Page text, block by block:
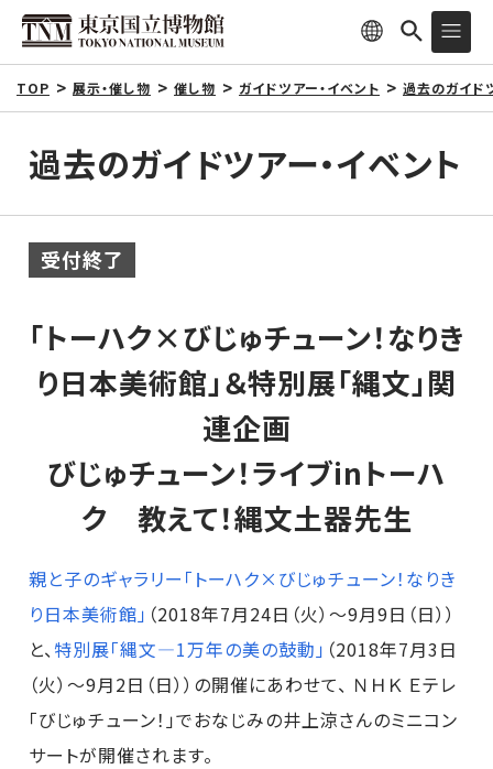
TOP 展示・催し物 催し物 ガイドツアー・イベント 過去のガイド
過去のガイドツアー・イベント
受付終了
「トーハク×びじゅチューン！なりき
り日本美術館」＆特別展「縄文」関
連企画
びじゅチューン！ライブinトーハ
ク 教えて！縄文土器先生
親と子のギャラリー「トーハク×びじゅチューン！なりき
り日本美術館」 （2018年7月24日（火）～9月9日（日））
と、特別展「縄文―1万年の美の鼓動」 （2018年7月3日
（火）～9月2日（日））の開催にあわせて、 ＮＨＫ Ｅテレ
「びじゅチューン！」でおなじみの井上涼さんのミニコン
サートが開催されます。